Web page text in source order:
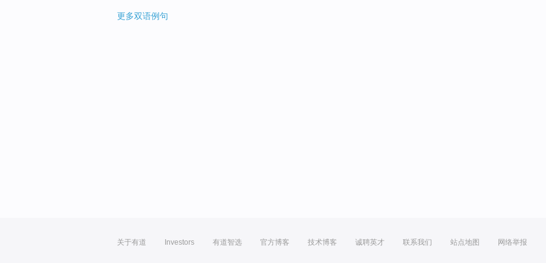
更多双语例句
关于有道 Investors 有道智选 官方博客 技术博客 诚聘英才 联系我们 站点地图 网络举报